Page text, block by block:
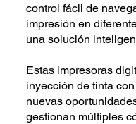
control fácil de
impresión en
una solución
Estas impresoras
inyección de tinta
nuevas
gestionan múltiples